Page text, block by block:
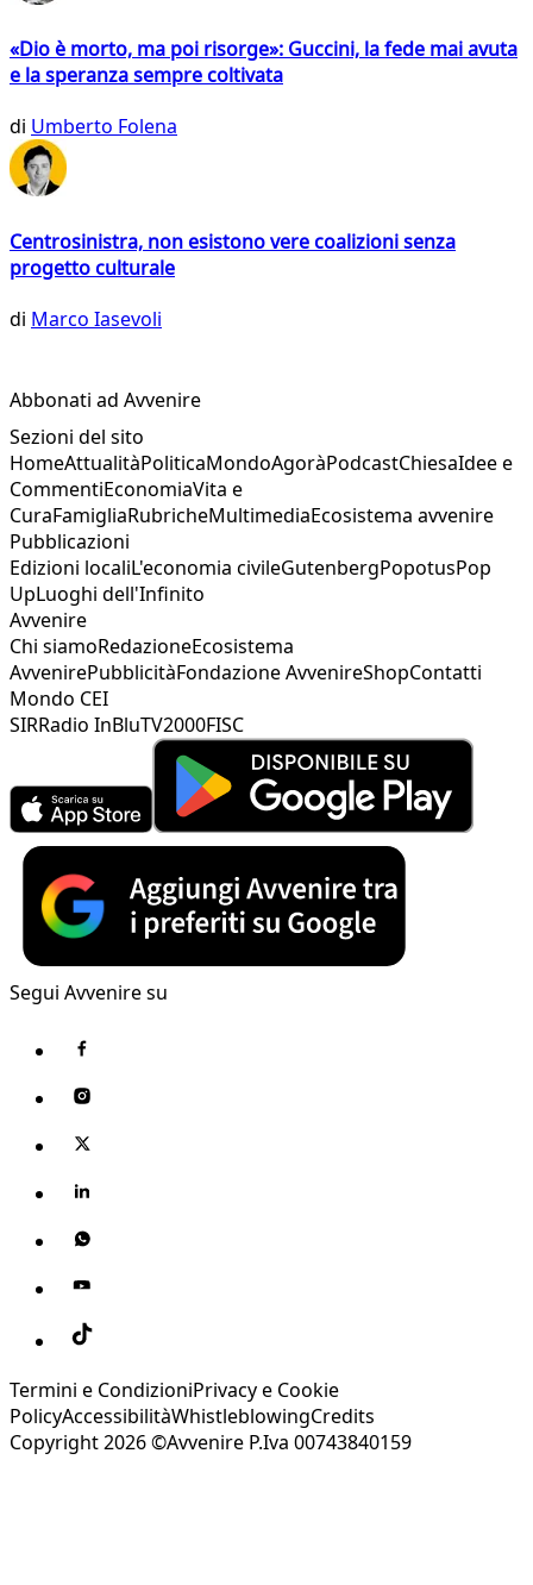
«Dio è morto, ma poi risorge»: Guccini, la fede mai avuta
e la speranza sempre coltivata
di Umberto Folena
Centrosinistra, non esistono vere coalizioni senza
progetto culturale
di Marco Iasevoli
Abbonati ad Avvenire
Sezioni del sito
HomeAttualitàPoliticaMondoAgoràPodcastChiesaIdee e
CommentiEconomiaVita e
CuraFamigliaRubricheMultimediaEcosistema avvenire
Pubblicazioni
Edizioni localiL'economia civileGutenbergPopotusPop
UpLuoghi dell'Infinito
Avvenire
Chi siamoRedazioneEcosistema
AvvenirePubblicitàFondazione AvvenireShopContatti
Mondo CEI
SIRRadio InBluTV2000FISC
Segui Avvenire su
Termini e CondizioniPrivacy e Cookie
PolicyAccessibilitàWhistleblowingCredits
Copyright 2026 ©Avvenire P.Iva 00743840159